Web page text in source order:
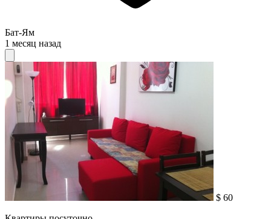
Бат-Ям
1 месяц назад
$ 60